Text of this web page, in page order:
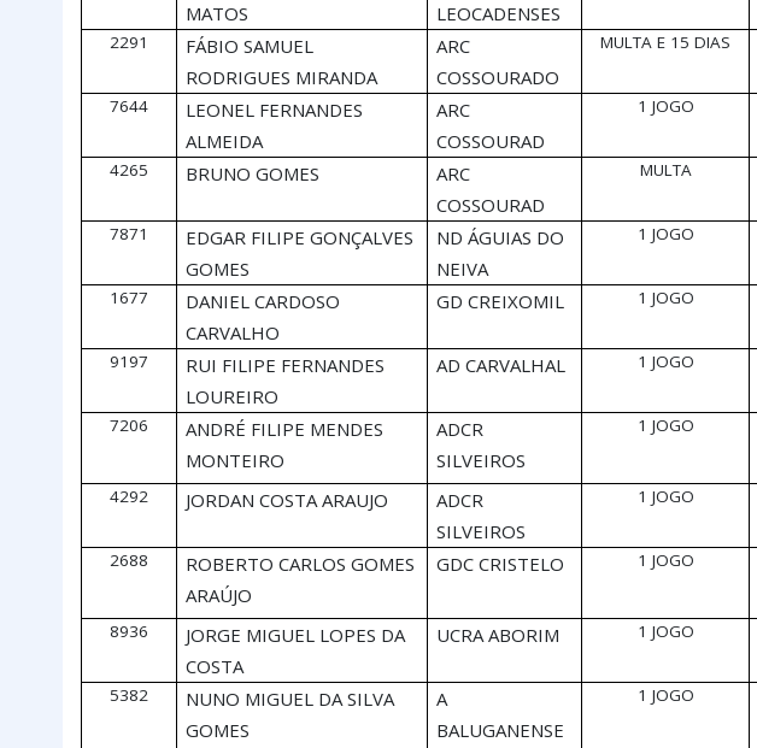
MATOS
LEOCADENSES
2291
FÁBIO SAMUEL
RODRIGUES MIRANDA
ARC
COSSOURADO
MULTA E 15 DIAS
7644
LEONEL FERNANDES
ALMEIDA
ARC
COSSOURAD
1 JOGO
4265 BRUNO GOMES
ARC
COSSOURAD
MULTA
7871
EDGAR FILIPE GONÇALVES
GOMES
ND ÁGUIAS DO
NEIVA
1 JOGO
1677
DANIEL CARDOSO
CARVALHO
GD CREIXOMIL 1 JOGO
9197
RUI FILIPE FERNANDES
LOUREIRO
AD CARVALHAL 1 JOGO
7206
ANDRÉ FILIPE MENDES
MONTEIRO
ADCR
SILVEIROS
1 JOGO
4292 JORDAN COSTA ARAUJO
ADCR
SILVEIROS
1 JOGO
2688
ROBERTO CARLOS GOMES
ARAÚJO
GDC CRISTELO 1 JOGO
8936
JORGE MIGUEL LOPES DA
COSTA
UCRA ABORIM 1 JOGO
5382
NUNO MIGUEL DA SILVA
GOMES
A
BALUGANENSE
1 JOGO